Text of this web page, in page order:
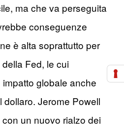
ma che va perseguita
conseguenze
è alta soprattutto per
Fed, le cui
globale anche
dollaro. Jerome Powell
un nuovo rialzo dei